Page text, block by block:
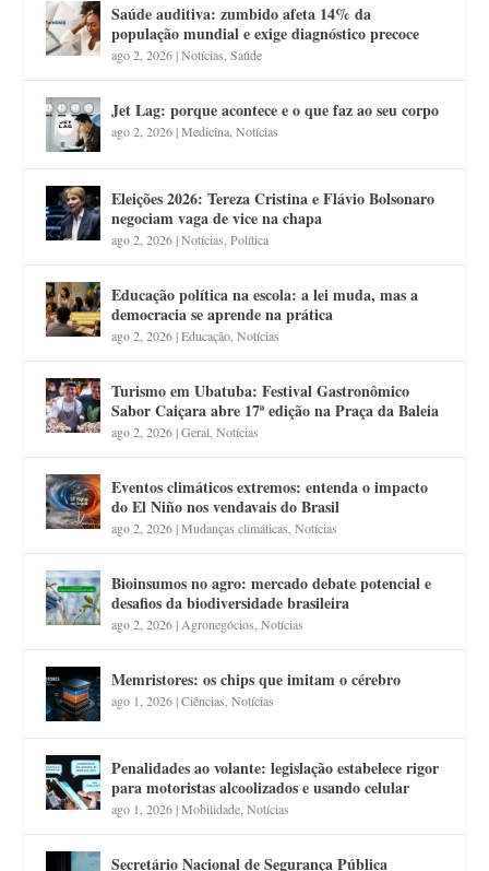
Saúde auditiva: zumbido afeta 14% da
população mundial e exige diagnóstico precoce
ago 2, 2026|Notícias ,Saúde
Jet Lag: porque acontece e o que faz ao seu corpo
ago 2, 2026|Medicina ,Notícias
Eleições 2026: Tereza Cristina e Flávio Bolsonaro
negociam vaga de vice na chapa
ago 2, 2026|Notícias ,Política
Educação política na escola: a lei muda, mas a
democracia se aprende na prática
ago 2, 2026|Educação ,Notícias
Turismo em Ubatuba: Festival Gastronômico
Sabor Caiçara abre 17ª edição na Praça da Baleia
ago 2, 2026|Geral ,Notícias
Eventos climáticos extremos: entenda o impacto
do El Niño nos vendavais do Brasil
ago 2, 2026|Mudanças climáticas ,Notícias
Bioinsumos no agro: mercado debate potencial e
desafios da biodiversidade brasileira
ago 2, 2026| Agronegócios ,Notícias
Memristores: os chips que imitam o cérebro
ago 1, 2026|Ciências ,Notícias
Penalidades ao volante: legislação estabelece rigor
para motoristas alcoolizados e usando celular
ago 1, 2026|Mobilidade ,Notícias
Secretário Nacional de Segurança Pública